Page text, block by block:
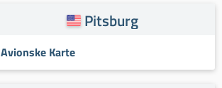
Pitsburg
Avionske Karte